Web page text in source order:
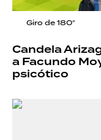
Giro de 180°
Candela
a Facundo
psicótico